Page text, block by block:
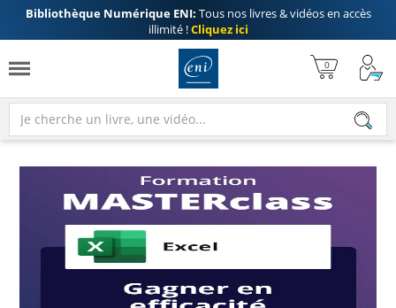
Bibliothèque Numérique ENI: Tous nos livres & vidéos en accès
illimité !Cliquez ici